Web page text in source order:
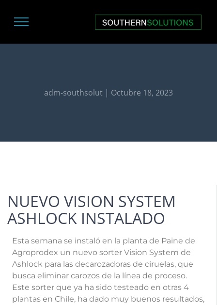
adm-southsolut | Octubre 18, 2023
NUEVO VISION SYSTEM
ASHLOCK INSTALADO
Esta semana se instaló en la planta de Paine de
Agroprodex un nuevo sorter Vision System de
Ashlock para las decarozadoras de ciruelas, que
busca eliminar carozos de la línea de proceso.
Este sorter que ya ha sido testeado en otras 4
plantas en Chile, ha dado muy buenos resultados,